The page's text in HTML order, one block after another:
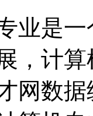
业是
，计
网数